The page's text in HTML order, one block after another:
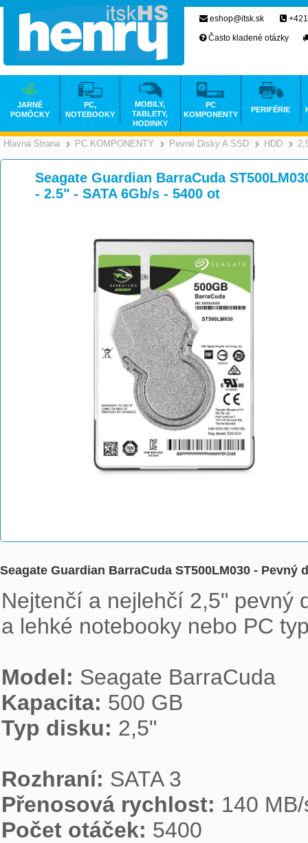
Hlavná Strana >
PC KOMPONENTY >
Pevné Disky A SSD HDD
Seagate Guardian BarraCuda
- 2.5" - SATA 6Gb/s - 5400 ot
Seagate Guardian BarraCuda ST500LM030 - Pevný
Nejtenčí a nejlehčí 2,5" pevný
a lehké notebooky nebo PC
Model:
Kapacita:
Typ disku: 2,5"
Rozhraní:
Přenosová rychlost:
Počet otáček: 5400
eshop@itsk.sk
Často kladené otázky
JARNÉ
POMÔCKY
PC,
NOTEBOOKY
MOBILY,
TABLETY,
HODINKY
PC
KOMPONENTY
PERIFÉRIE